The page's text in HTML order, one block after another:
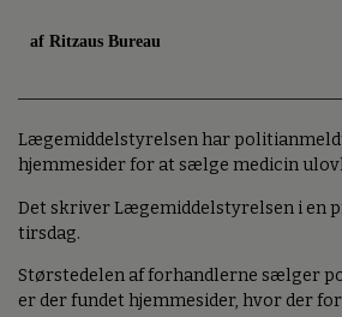
af Ritzaus Bureau
Lægemiddelstyrelsen har
hjemmesider for at sælge medicin
Det skriver Lægemiddelstyrelsen i en
tirsdag.
Størstedelen af forhandlerne sælger
er der fundet hjemmesider, hvor der